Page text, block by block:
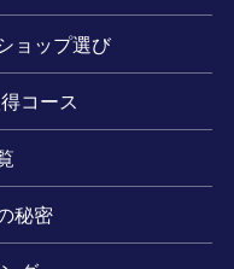
ョップ選び
コース
秘密